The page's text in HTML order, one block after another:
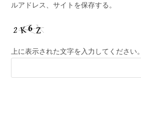
ルアドレス、サイトを保存する。
上に表示された文字を入力してください。